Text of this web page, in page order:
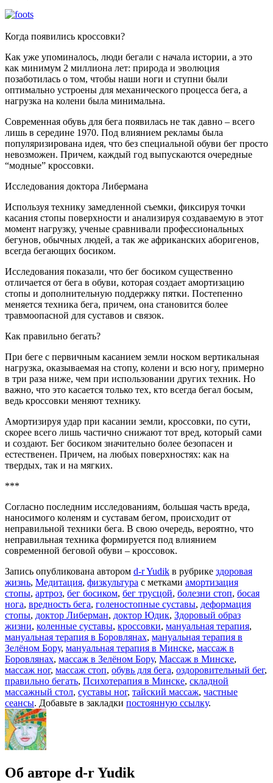
Когда появились кроссовки?
Как уже упоминалось, люди бегали с начала истории, а это
как минимум 2 миллиона лет: природа и эволюция
позаботилась о том, чтобы наши ноги и ступни были
оптимально устроены для механического процесса бега, а
нагрузка на колени была минимальна.
Современная обувь для бега появилась не так давно – всего
лишь в середине 1970. Под влиянием рекламы была
популяризирована идея, что без специальной обуви бег просто
невозможен. Причем, каждый год выпускаются очередные
“модные” кроссовки.
Исследования доктора Либермана
Используя технику замедленной съемки, фиксируя точки
касания стопы поверхности и анализируя создаваемую в этот
момент нагрузку, ученые сравнивали профессиональных
бегунов, обычных людей, а так же африканских аборигенов,
всегда бегающих босиком.
Исследования показали, что бег босиком существенно
отличается от бега в обуви, которая создает амортизацию
стопы и дополнительную поддержку пятки. Постепенно
меняется техника бега, причем, она становится более
травмоопасной для суставов и связок.
Как правильно бегать?
При беге с первичным касанием земли носком вертикальная
нагрузка, оказываемая на стопу, колени и всю ногу, примерно
в три раза ниже, чем при использовании других техник. Но
важно, что это касается только тех, кто всегда бегал босым,
ведь кроссовки меняют технику.
Амортизируя удар при касании земли, кроссовки, по сути,
скорее всего лишь частично снижают тот вред, который сами
и создают. Бег босиком значительно более безопасен и
естественен. Причем, на любых поверхностях: как на
твердых, так и на мягких.
***
Согласно последним исследованиям, большая часть вреда,
наносимого коленям и суставам бегом, происходит от
неправильной техники бега. В свою очередь, вероятно, что
неправильная техника формируется под влиянием
современной беговой обуви – кроссовок.
Запись опубликована автором d-r Yudik в рубрике здоровая
жизнь, Медитация, физкультура с метками амортизация
стопы, артроз, бег босиком, бег трусцой, болезни стоп, босая
нога, вредность бега, голеностопные суставы, деформация
стопы, доктор Либерман, доктор Юдик, Здоровый образ
жизни, коленные суставы, кроссовки, мануальная терапия,
мануальная терапия в Боровлянах, мануальная терапия в
Зелёном Бору, мануальная терапия в Минске, массаж в
Боровлянах, массаж в Зелёном Бору, Массаж в Минске,
массаж ног, массаж стоп, обувь для бега, оздоровительный бег,
правильно бегать, Психотерапия в Минске, складной
массажный стол, суставы ног, тайский массаж, частные
сеансы. Добавьте в закладки постоянную ссылку.
Об авторе d-r Yudik